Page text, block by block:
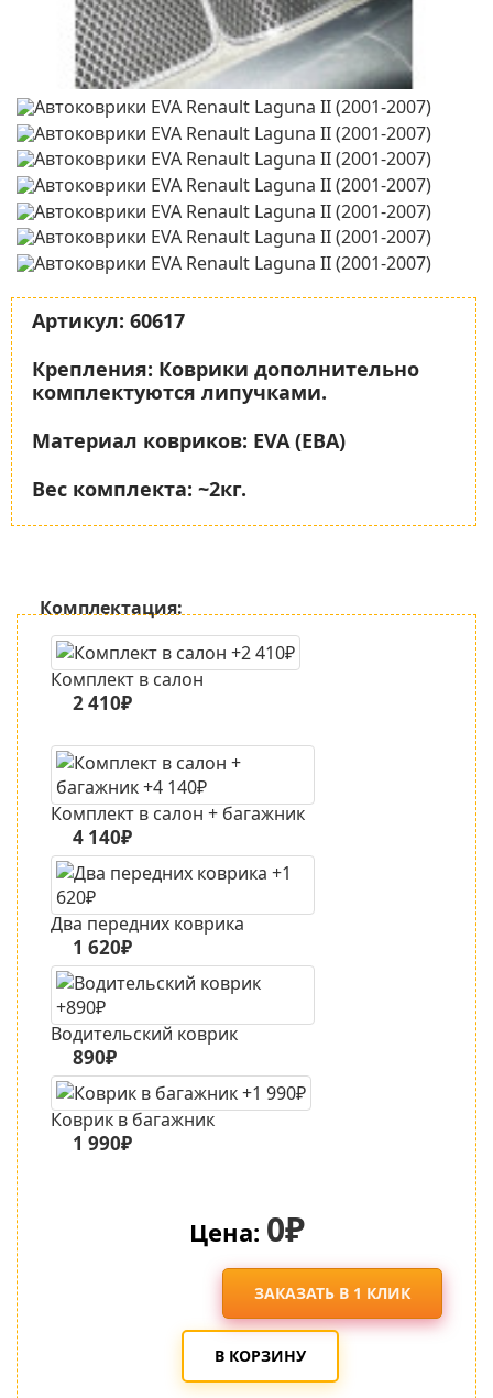
Артикул: 60617
Крепления: Коврики дополнительно
комплектуются липучками.
Материал ковриков: EVA (ЕВА)
Вес комплекта: ~2кг.
Комплектация:
Комплект в салон
2 410₽
Комплект в салон + багажник
4 140₽
Два передних коврика
1 620₽
Водительский коврик
890₽
Коврик в багажник
1 990₽
Цена: 0₽
ЗАКАЗАТЬ В 1 КЛИК
В КОРЗИНУ